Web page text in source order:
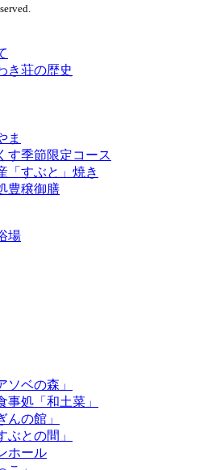
き荘の歴史
ま
す季節限定コース
「すぶと」焼き
豊穣御膳
場
ソベの森」
事処「和土菜」
んの館」
ぶとの間」
ホール